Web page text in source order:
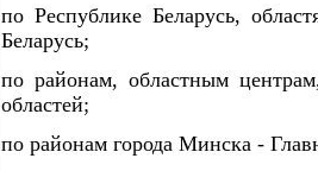
по Республике Беларусь,
Беларусь;
по районам, областным
областей;
по районам города Минска -